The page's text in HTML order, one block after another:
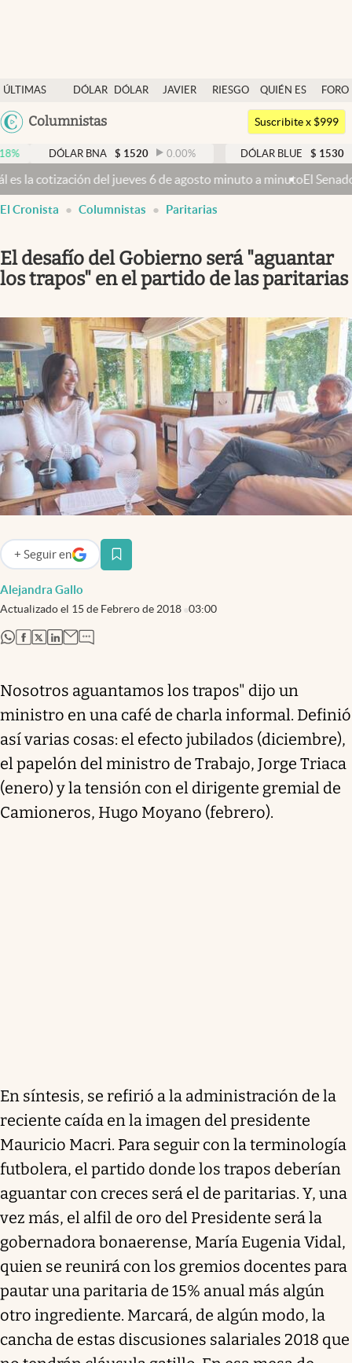
ÚLTIMAS
NOTICIAS
DÓLAR
DÓLAR
JAVIER
RIESGO
QUIÉN ES
QUIÉN
FORO
Argentina
México
Columnistas
Dólar
Members
Economía y Política
Finanzas y Mercados
Mercados Online
Columnistas
Apertura
Infotechnology
Clase
Clima
Mundial 2026
Eventos Corporativos
El Cronista Studio
Mediakit
abre en nueva pestaña
Suscribite x $999
DÓLAR BNA $ 1520 0.00% DÓLAR BLUE $ 1530 -0.65
6 de agosto minuto a minutoEl Senado busca aprobar la
El Cronista Columnistas Paritarias
El desafío del Gobierno será "aguantar
los trapos" en el partido de las paritarias
Alejandra Gallo
Actualizado el 15 de Febrero de 2018 03:00
+ Seguir en
abre en nueva pestaña
abre en nueva pestaña
abre en nueva pestaña
abre en nueva pestaña
abre en nueva pestaña
Nosotros aguantamos los trapos" dijo un
ministro en una café de charla informal. Definió
así varias cosas: el efecto jubilados (diciembre),
el papelón del ministro de Trabajo, Jorge Triaca
(enero) y la tensión con el dirigente gremial de
Camioneros, Hugo Moyano (febrero).
En síntesis, se refirió a la administración de la
reciente caída en la imagen del presidente
Mauricio Macri. Para seguir con la terminología
futbolera, el partido donde los trapos deberían
aguantar con creces será el de paritarias. Y, una
vez más, el alfil de oro del Presidente será la
gobernadora bonaerense, María Eugenia Vidal,
quien se reunirá con los gremios docentes para
pautar una paritaria de 15% anual más algún
otro ingrediente. Marcará, de algún modo, la
cancha de estas discusiones salariales 2018 que